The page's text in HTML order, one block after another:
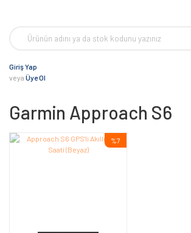
Giriş Yap
veya Üye Ol
Garmin Approach S6
%7